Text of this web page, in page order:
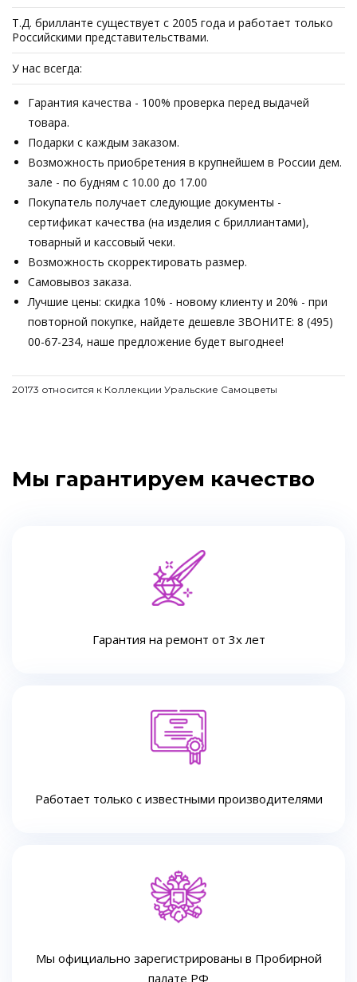
Т.Д. брилланте существует с 2005 года и работает только
Российскими представительствами.
У нас всегда:
Гарантия качества - 100% проверка перед выдачей
товара.
Подарки с каждым заказом.
Возможность приобретения в крупнейшем в России дем.
зале - по будням с 10.00 до 17.00
Покупатель получает следующие документы -
сертификат качества (на изделия с бриллиантами),
товарный и кассовый чеки.
Возможность скорректировать размер.
Самовывоз заказа.
Лучшие цены: скидка 10% - новому клиенту и 20% - при
повторной покупке, найдете дешевле ЗВОНИТЕ: 8 (495)
00-67-234, наше предложение будет выгоднее!
20173 относится к Коллекции Уральские Самоцветы
Мы гарантируем качество
Гарантия на ремонт от 3х лет
Работает только с известными производителями
Мы официально зарегистрированы в Пробирной
палате РФ